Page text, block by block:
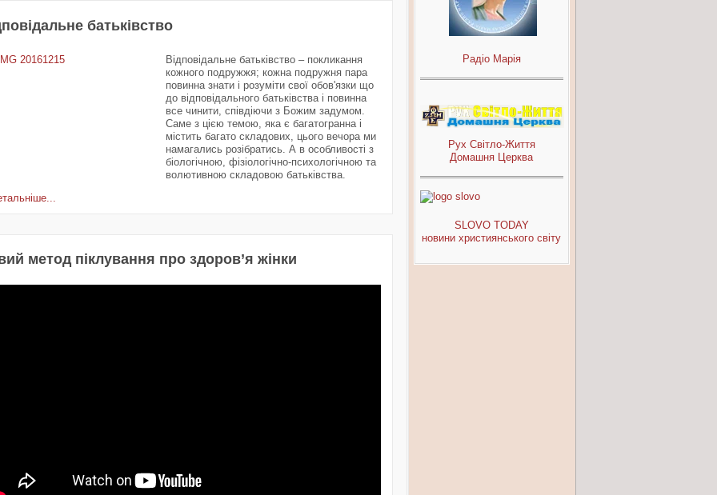
батьківство
Відповідальне батьківство – покликання
кожного подружжя; кожна подружня пара
повинна знати і розуміти свої обов'язки що
до відповідального батьківства і повинна
все чинити, співдіючи з Божим задумом.
Саме з цією темою, яка є багатогранна і
містить багато складових, цього вечора ми
намагались розібратись. А в особливості з
біологічною, фізіологічно-психологічною та
волютивною складовою батьківства.
метод піклування про здоров’я жінки
Радіо Марія
Рух Світло-Життя
Домашня Церква
SLOVO TODAY
новини християнського світу